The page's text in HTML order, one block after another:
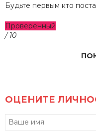
Будьте первым кто
Проверенный
/ 10
ОЦЕНИТЕ